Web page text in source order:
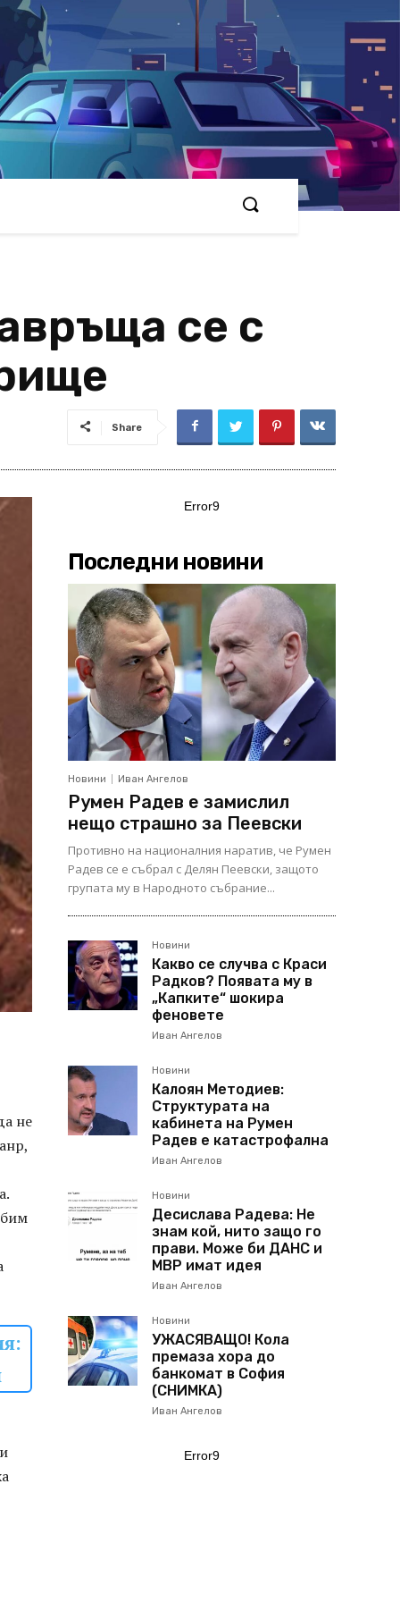
се с
Share
не
Error9
Последни новини
Новини Иван Ангелов
Румен Радев е замислил
нещо страшно за Пеевски
Противно на националния наратив, че Румен
Радев се е събрал с Делян Пеевски, защото
групата му в Народното събрание...
Новини
Какво се случва с Краси
Радков? Появата му в
„Капките“ шокира
феновете
Иван Ангелов
Новини
Калоян Методиев:
Структурата на
кабинета на Румен
Радев е катастрофална
Иван Ангелов
Новини
Десислава Радева: Не
знам кой, нито защо го
прави. Може би ДАНС и
МВР имат идея
Иван Ангелов
Новини
УЖАСЯВАЩО! Кола
премаза хора до
банкомат в София
(СНИМКА)
Иван Ангелов
Error9